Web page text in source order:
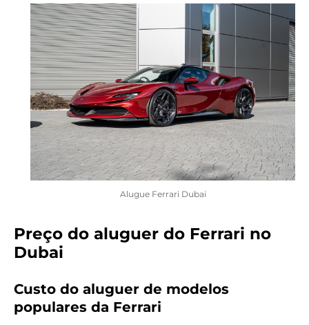
Alugue Ferrari Dubai
Preço do aluguer do Ferrari no
Dubai
Custo do aluguer de modelos
populares da Ferrari